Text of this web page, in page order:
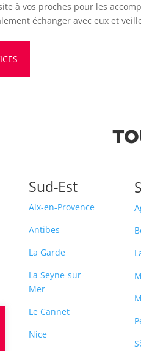
à vos proches pour les
échanger avec eux et
Sud-Est
Aix-en-Provence
Antibes
La Garde
La Seyne-sur-
Mer
Le Cannet
Nice